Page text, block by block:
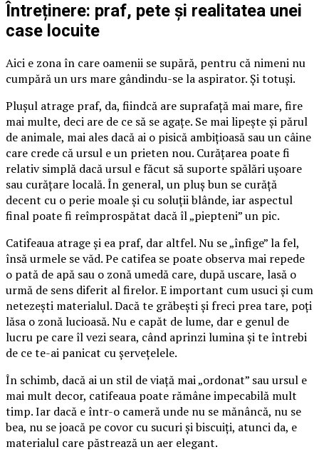
Întreținere: praf, pete și realitatea unei
case locuite
Aici e zona în care oamenii se supără, pentru că nimeni nu
cumpără un urs mare gândindu-se la aspirator. Și totuși.
Plușul atrage praf, da, fiindcă are suprafață mai mare, fire
mai multe, deci are de ce să se agațe. Se mai lipește și părul
de animale, mai ales dacă ai o pisică ambițioasă sau un câine
care crede că ursul e un prieten nou. Curățarea poate fi
relativ simplă dacă ursul e făcut să suporte spălări ușoare
sau curățare locală. În general, un pluș bun se curăță
decent cu o perie moale și cu soluții blânde, iar aspectul
final poate fi reîmprospătat dacă îl „piepteni” un pic.
Catifeaua atrage și ea praf, dar altfel. Nu se „înfige” la fel,
însă urmele se văd. Pe catifea se poate observa mai repede
o pată de apă sau o zonă umedă care, după uscare, lasă o
urmă de sens diferit al firelor. E important cum usuci și cum
netezești materialul. Dacă te grăbești și freci prea tare, poți
lăsa o zonă lucioasă. Nu e capăt de lume, dar e genul de
lucru pe care îl vezi seara, când aprinzi lumina și te întrebi
de ce te-ai panicat cu șervețelele.
În schimb, dacă ai un stil de viață mai „ordonat” sau ursul e
mai mult decor, catifeaua poate rămâne impecabilă mult
timp. Iar dacă e într-o cameră unde nu se mănâncă, nu se
bea, nu se joacă pe covor cu sucuri și biscuiți, atunci da, e
materialul care păstrează un aer elegant.